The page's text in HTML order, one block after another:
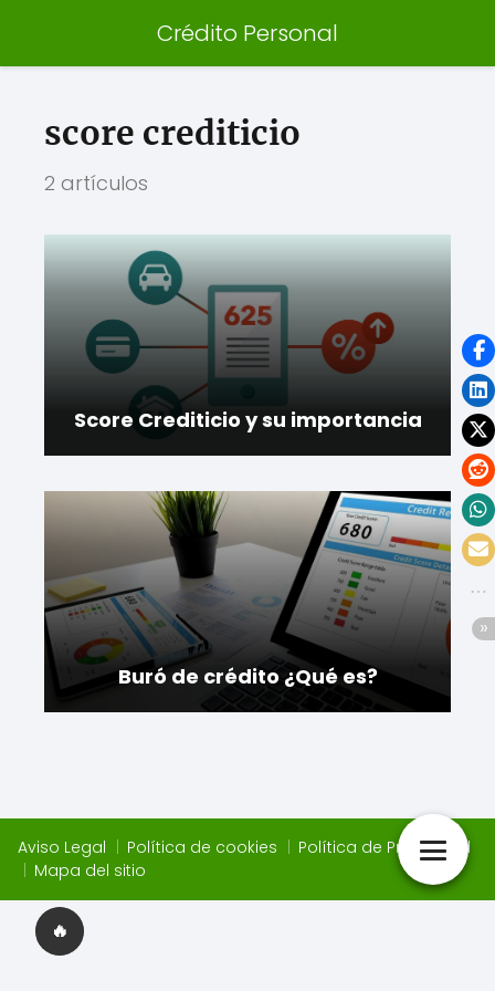
🔥
Crédito Personal
score crediticio
2 artículos
Score Crediticio y su importancia
Buró de crédito ¿Qué es?
Aviso Legal Política de cookies
Política de Privacidad
Mapa del sitio